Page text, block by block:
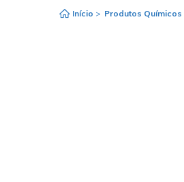
Início > Produtos Químicos